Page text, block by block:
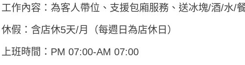
工作內容：為客人帶位、支援包廂服務、送冰塊/酒/水/
休假：含店休5天/月（每週日為店休日）
上班時間：PM 07:00-AM 07:00